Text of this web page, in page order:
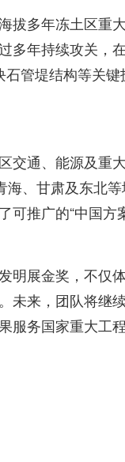
拔多年冻土区重
多年持续攻关，
管堤结构等关
交通、能源及重
、甘肃及东北
可推广的“中国方
明展金奖，不仅
未来，团队将继
服务国家重大工